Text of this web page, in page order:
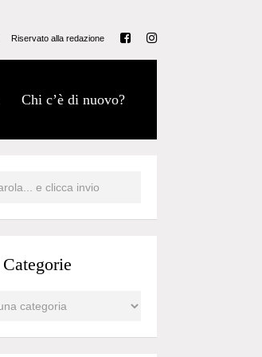
Riservato alla redazione
Chi c’è di nuovo?
Categorie